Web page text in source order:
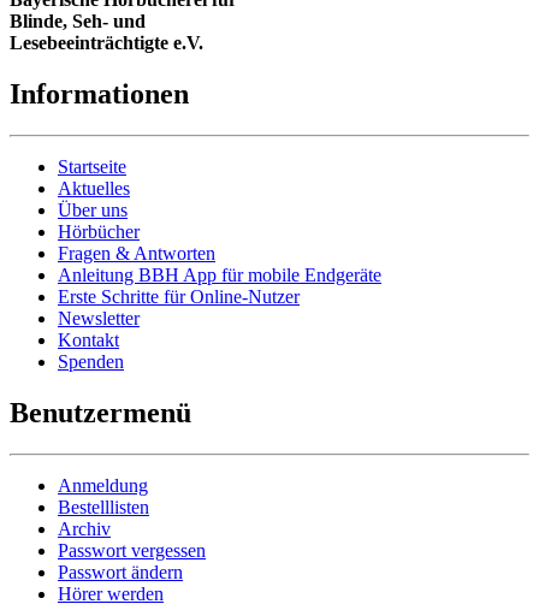
Blinde, Seh- und
Lesebeeinträchtigte e.V.
Informationen
Startseite
Aktuelles
Über uns
Hörbücher
Fragen & Antworten
Anleitung BBH App für mobile Endgeräte
Erste Schritte für Online-Nutzer
Newsletter
Kontakt
Spenden
Benutzermenü
Anmeldung
Bestelllisten
Archiv
Passwort vergessen
Passwort ändern
Hörer werden